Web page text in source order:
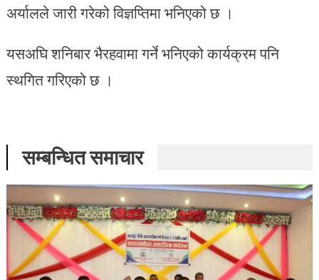
अर्यालले जारी गरेको विज्ञप्तिमा भनिएको छ ।
यसअघि शनिबार भैरहवामा गर्ने भनिएको कार्यक्रम पनि
स्थगित गरिएको छ ।
सम्बन्धित समाचार